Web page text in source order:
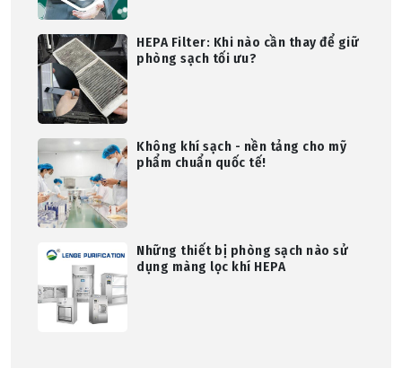
HEPA Filter: Khi nào cần thay để giữ
phòng sạch tối ưu?
Không khí sạch - nền tảng cho mỹ
phẩm chuẩn quốc tế!
Những thiết bị phòng sạch nào sử
dụng màng lọc khí HEPA